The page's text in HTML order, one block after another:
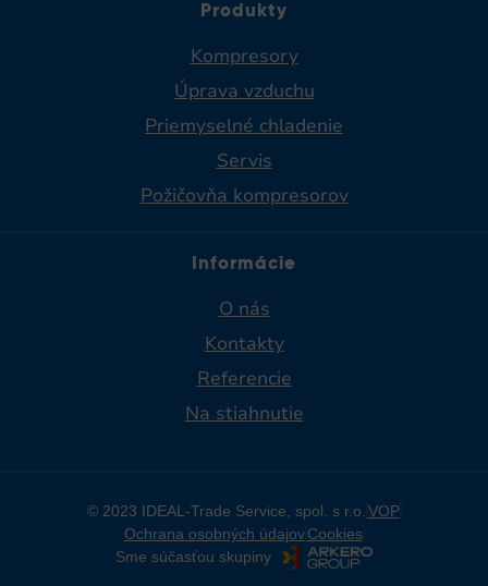
Produkty
Kompresory
Úprava vzduchu
Priemyselné chladenie​
Servis
Požičovňa kompresorov
Informácie
O nás
Kontakty
Referencie
Na stiahnutie
© 2023 IDEAL-Trade Service, spol. s r.o. VOP
Ochrana osobných údajov Cookies
Sme súčasťou skupiny